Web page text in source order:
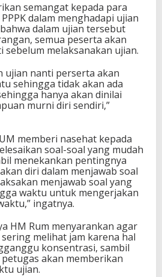
semangat kepada para
dalam menghadapi ujian
dalam ujian tersebut
semua peserta akan
sebelum melaksanakan ujian.
ujian nanti perserta akan
sehingga tidak akan ada
hanya akan dinilai
murni diri sendiri,”
memberi nasehat kepada
soal-soal yang mudah
menekankan pentingnya
diri dalam menjawab soal
menjawab soal yang
waktu untuk mengerjakan
ingatnya.
HM Rum menyarankan agar
melihat jam karena hal
konsentrasi, sambil
akan memberikan
ujian.